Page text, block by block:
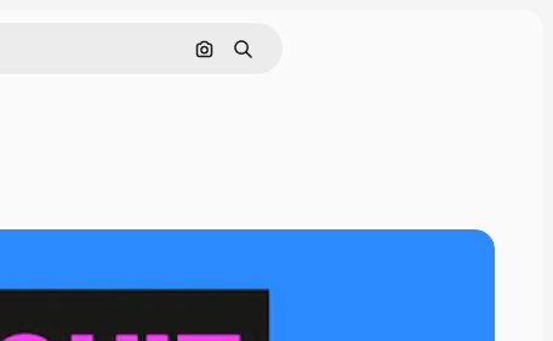
Pesquisar por imagem
Buscar